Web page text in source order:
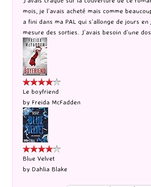
mois, je l’avais acheté mais comme
a fini dans ma PAL qui s’allonge de jours
mesure des sorties. J’avais besoin d’une
Le boyfriend
by Freida McFadden
Blue Velvet
by Dahlia Blake